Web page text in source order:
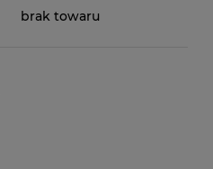
brak towaru